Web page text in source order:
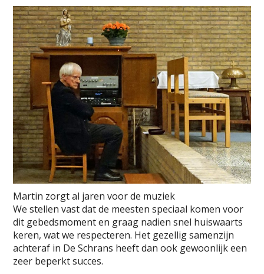
Martin zorgt al jaren voor de muziek
We stellen vast dat de meesten speciaal komen voor
dit gebedsmoment en graag nadien snel huiswaarts
keren, wat we respecteren. Het gezellig samenzijn
achteraf in De Schrans heeft dan ook gewoonlijk een
zeer beperkt succes.